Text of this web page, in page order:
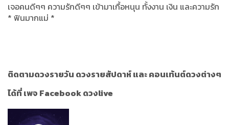
เจอคนดีๆๆ ความรักดีๆๆ เข้ามาเกื้อหนุน ทั้งงาน เงิน และความรัก
* ฟินมากแม่ *
ติดตามดวงรายวัน ดวงรายสัปดาห์ และ คอนเท้นต์ดวงต่างๆ
ได้ที่ เพจ Facebook ดวงlive